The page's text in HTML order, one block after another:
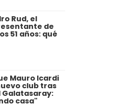
Rud, el
de
51 años: qué
Mauro Icardi
club tras
Galatasaray:
casa"